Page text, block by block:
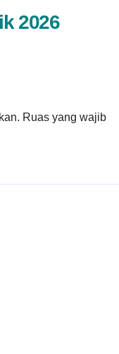
2026
Ruas yang wajib